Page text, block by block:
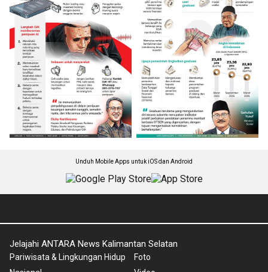
Unduh Mobile Apps untuk iOS dan Android
Jelajahi ANTARA News Kalimantan Selatan
Pariwisata & Lingkungan Hidup
Foto